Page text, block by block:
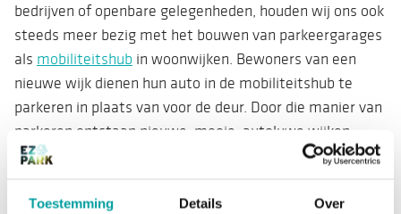
Toestemming Details Over
bedrijven of openbare gelegenheden, houden wij ons ook
steeds meer bezig met het bouwen van parkeergarages
als mobiliteitshub in woonwijken. Bewoners van een
nieuwe wijk dienen hun auto in de mobiliteitshub te
parkeren in plaats van voor de deur. Door die manier van
parkeren ontstaan nieuwe, mooie, autoluwe wijken.
Daarbij kunnen er meer auto’s worden geparkeerd op
worden. De mobiliteitshubs worden gecombineerd met